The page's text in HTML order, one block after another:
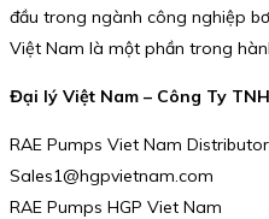
đầu trong ngành công nghiệp
Việt Nam là một phần trong
Đại lý Việt Nam – Công Ty
RAE Pumps Viet Nam
Sales1@hgpvietnam.com
RAE Pumps HGP Viet Nam